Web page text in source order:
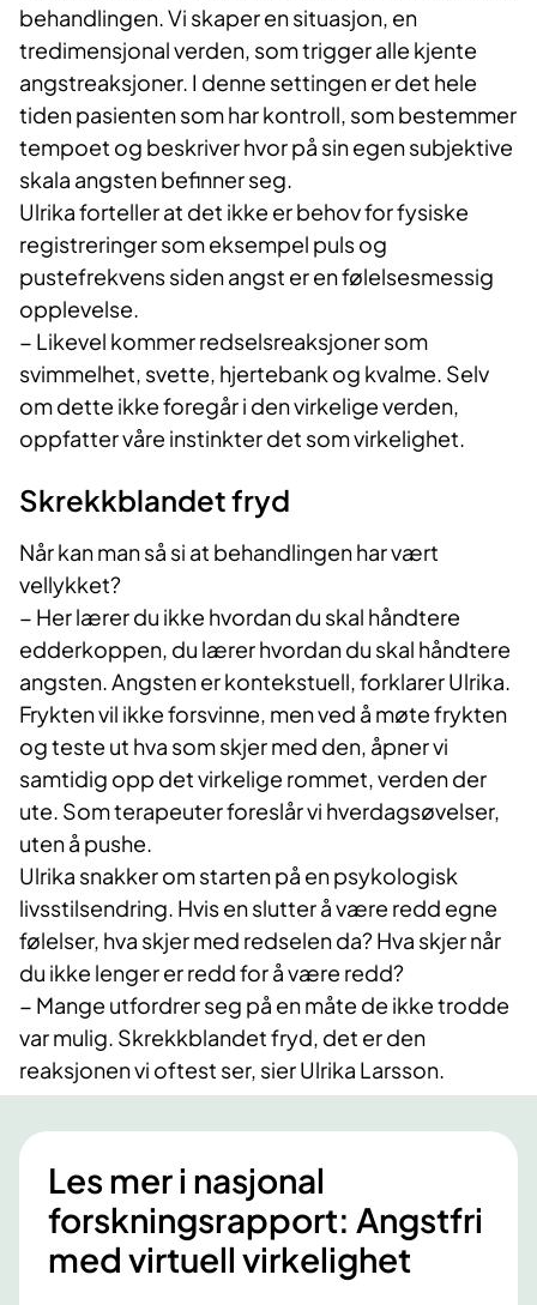
behandlingen. Vi skaper en situasjon, en
tredimensjonal verden, som trigger alle kjente
angstreaksjoner. I denne settingen er det hele
tiden pasienten som har kontroll, som bestemmer
tempoet og beskriver hvor på sin egen subjektive
skala angsten befinner seg.
Ulrika forteller at det ikke er behov for fysiske
registreringer som eksempel puls og
pustefrekvens siden angst er en følelsesmessig
opplevelse.
− Likevel kommer redselsreaksjoner som
svimmelhet, svette, hjertebank og kvalme. Selv
om dette ikke foregår i den virkelige verden,
oppfatter våre instinkter det som virkelighet.
Skrekkblandet fryd
Når kan man så si at behandlingen har vært
vellykket?
− Her lærer du ikke hvordan du skal håndtere
edderkoppen, du lærer hvordan du skal håndtere
angsten. Angsten er kontekstuell, forklarer Ulrika.
Frykten vil ikke forsvinne, men ved å møte frykten
og teste ut hva som skjer med den, åpner vi
samtidig opp det virkelige rommet, verden der
ute. Som terapeuter foreslår vi hverdagsøvelser,
uten å pushe.
Ulrika snakker om starten på en psykologisk
livsstilsendring. Hvis en slutter å være redd egne
følelser, hva skjer med redselen da? Hva skjer når
du ikke lenger er redd for å være redd?
− Mange utfordrer seg på en måte de ikke trodde
var mulig. Skrekkblandet fryd, det er den
reaksjonen vi oftest ser, sier Ulrika Larsson.
Les mer i nasjonal
forskningsrapport: Angstfri
med virtuell virkelighet